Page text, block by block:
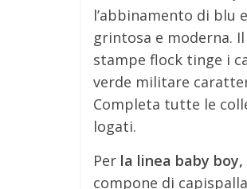
l’abbinamento di blu
grintosa e moderna.
stampe flock tinge i
verde militare
Completa tutte le
logati.
Per la linea baby boy,
compone di